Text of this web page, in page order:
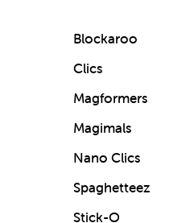
Blockaroo
Clics
Magformers
Magimals
Nano Clics
Spaghetteez
Stick-O